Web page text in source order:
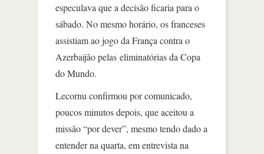
especulava que a decisão ficaria para o
sábado. No mesmo horário, os franceses
assistiam ao jogo da França contra o
Azerbaijão pelas eliminatórias da Copa
do Mundo.
Lecornu confirmou por comunicado,
poucos minutos depois, que aceitou a
missão “por dever”, mesmo tendo dado a
entender na quarta, em entrevista na